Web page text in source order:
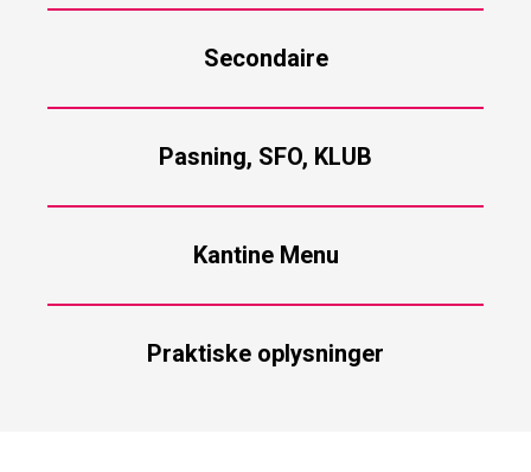
Secondaire
Pasning, SFO, KLUB
Kantine Menu
Praktiske oplysninger